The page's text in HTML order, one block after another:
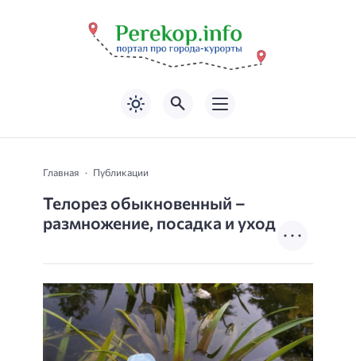
Главная Публикации
Телорез обыкновенный –
размножение, посадка и уход